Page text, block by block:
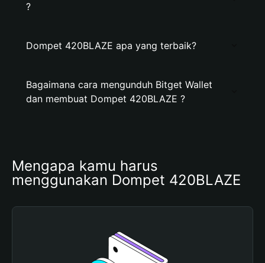
?
Dompet 420BLAZE apa yang terbaik?
Bagaimana cara mengunduh Bitget Wallet
dan membuat Dompet 420BLAZE ?
Mengapa kamu harus
menggunakan Dompet 420BLAZE